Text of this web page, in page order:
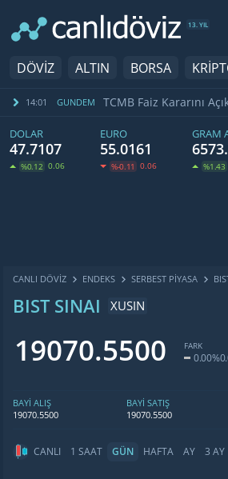
13. YIL
DÖVİZ ALTIN BORSA
14:01 GUNDEM TCMB Faiz Kararını
DOLAR
47.7107
%0.12 0.06
EURO
55.0161
%-0.11 0.06
GRAM
%1.43
CANLI DÖVİZ ENDEKS SERBEST PIYASA
BIST SINAI XUSIN
19070.5500 FARK
0.00
BAYİ ALIŞ
19070.5500
BAYİ SATIŞ
19070.5500
CANLI 1 SAAT GÜN HAFTA AY 3 AY